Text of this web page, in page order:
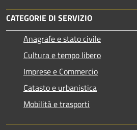
CATEGORIE DI SERVIZIO
Anagrafe e stato civile
Cultura e tempo libero
Imprese e Commercio
Catasto e urbanistica
Mobilità e trasporti